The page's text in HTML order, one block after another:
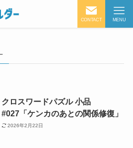
CONTACT MENU
クロスワードパズル 小品
#027「ケンカのあとの関係修復」
2026年2月22日